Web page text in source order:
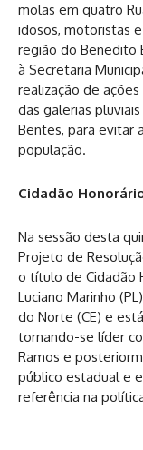
molas em quatro
idosos, motoristas
região do Benedito
à Secretaria
realização de
das galerias
Bentes, para evitar
população.
Cidadão
Na sessão desta
Projeto de
o título de Cidadão
Luciano Marinho
do Norte (CE) e
tornando-se líder
Ramos e
público estadual e
referência na